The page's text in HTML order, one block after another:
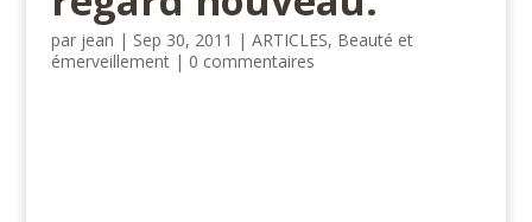
par jean | Sep 30, 2011 | ARTICLES, Beauté et
émerveillement| 0 commentaires